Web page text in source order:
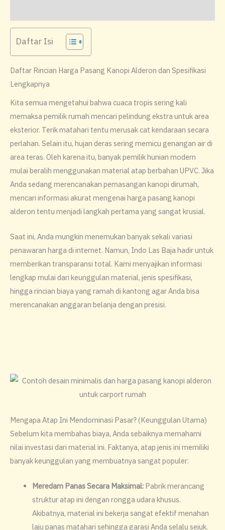
Daftar Isi
Daftar Rincian Harga Pasang Kanopi Alderon dan Spesifikasi
Lengkapnya
​Kita semua mengetahui bahwa cuaca tropis sering kali
memaksa pemilik rumah mencari pelindung ekstra untuk area
eksterior. Terik matahari tentu merusak cat kendaraan secara
perlahan. Selain itu, hujan deras sering memicu genangan air di
area teras. Oleh karena itu, banyak pemilik hunian modern
mulai beralih menggunakan material atap berbahan UPVC. Jika
Anda sedang merencanakan pemasangan kanopi dirumah,
mencari informasi akurat mengenai harga pasang kanopi
alderon tentu menjadi langkah pertama yang sangat krusial.
​Saat ini, Anda mungkin menemukan banyak sekali variasi
penawaran harga di internet. Namun, Indo Las Baja hadir untuk
memberikan transparansi total. Kami menyajikan informasi
lengkap mulai dari keunggulan material, jenis spesifikasi,
hingga rincian biaya yang ramah di kantong agar Anda bisa
merencanakan anggaran belanja dengan presisi.
​Mengapa Atap Ini Mendominasi Pasar? (Keunggulan Utama)
Sebelum kita membahas biaya, Anda sebaiknya memahami
nilai investasi dari material ini. Faktanya, atap jenis ini memiliki
banyak keunggulan yang membuatnya sangat populer:
​Meredam Panas Secara Maksimal:Pabrik merancang
struktur atap ini dengan rongga udara khusus.
Akibatnya, material ini bekerja sangat efektif menahan
laju panas matahari sehingga garasi Anda selalu sejuk.